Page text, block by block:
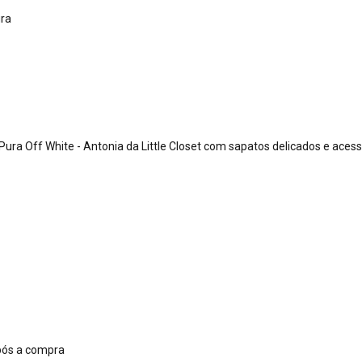
Off White - Antonia da Little Closet com sapatos delicados e
a compra